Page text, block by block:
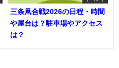
三条凧合戦2026の日程・時間
や屋台は？駐車場やアクセス
は？